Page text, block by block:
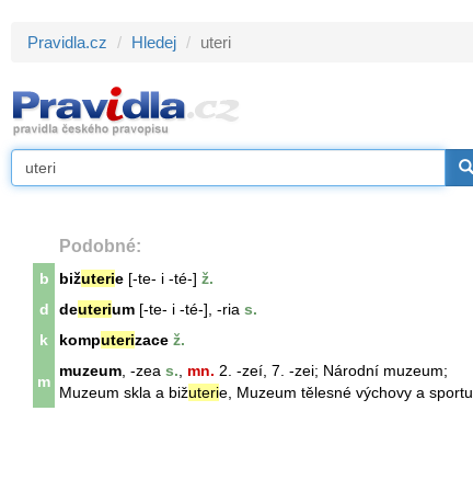
Pravidla.cz Hledej uteri
Podobné:
b bižuterie [-te- i -té-] ž.
d
deuterium [-te- i -té-], -ria s.
k
komputerizace ž.
m
muzeum , -zea s. mn. 2. -zeí, 7. -zei; Národní muzeum;
Muzeum skla a bižuterie, Muzeum tělesné výchovy a sportu